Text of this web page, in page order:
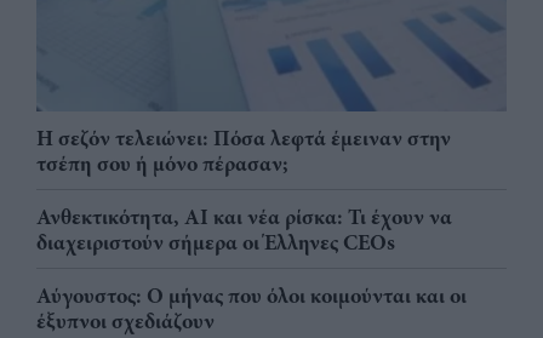
Η σεζόν τελειώνει: Πόσα λεφτά έμειναν στην
τσέπη σου ή μόνο πέρασαν;
Ανθεκτικότητα, AI και νέα ρίσκα: Τι έχουν να
διαχειριστούν σήμερα οι Έλληνες CEOs
Αύγουστος: Ο μήνας που όλοι κοιμούνται και οι
έξυπνοι σχεδιάζουν